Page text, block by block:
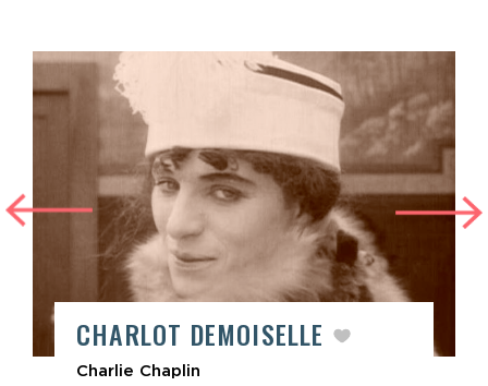
CHARLOT DEMOISELLE
Charlie Chaplin